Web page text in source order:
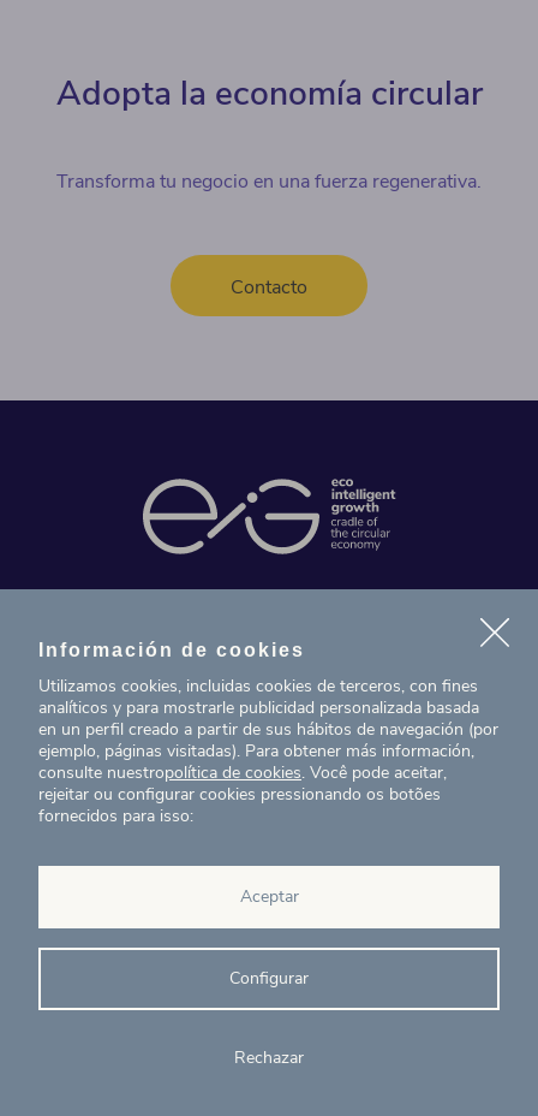
Adopta la economía circular
Transforma tu negocio en una fuerza regenerativa.
Contacto
Proyectos
T. (+34) 934 199 080
eig@ecointelligentgrowth.net
Carretera de Rubí 102, 2a
Barcelona(España)
© Eco Intelligent Growth 2020
Información de cookies
Utilizamos cookies, incluidas cookies de terceros, con fines
analíticos y para mostrarle publicidad personalizada basada
en un perfil creado a partir de sus hábitos de navegación (por
ejemplo, páginas visitadas). Para obtener más información,
consulte nuestropolítica de cookies. Você pode aceitar,
rejeitar ou configurar cookies pressionando os botões
fornecidos para isso:
Aceptar
Configurar
Rechazar